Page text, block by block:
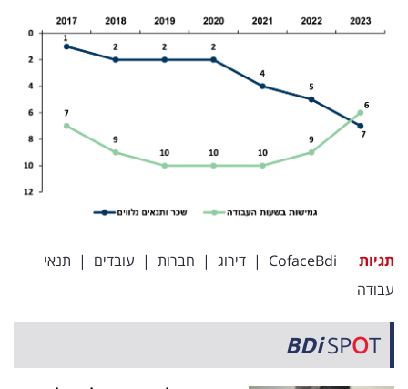
תגיות CofaceBdi
| דירוג | חברות | עובדים | תנאי
עבודה
BDiSPOT